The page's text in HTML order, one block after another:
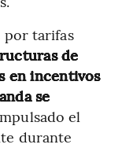
por tarifas
de
en incentivos
se
el
durante